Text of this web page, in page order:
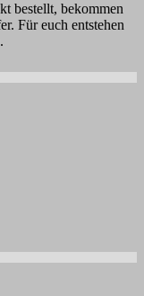
bestellt, bekommen
Für euch entstehen